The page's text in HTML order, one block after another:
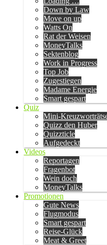
Down by Law
Move on up
Watts On
Rat der Weisen
MoneyTalks
Sektenblog
Work in Progress
Top Job
Zugestiegen
Madame Energie
Smart gespart
Quiz
Mini-
Quizz den Huber
Quizzticle
Aufgedeckt
Videos
Reportagen
Fragenbot
Wein doch
MoneyTalks
Promotionen
Gute News
Flugmodus
Smart gespart
Reise-Glück
Meat & Greet